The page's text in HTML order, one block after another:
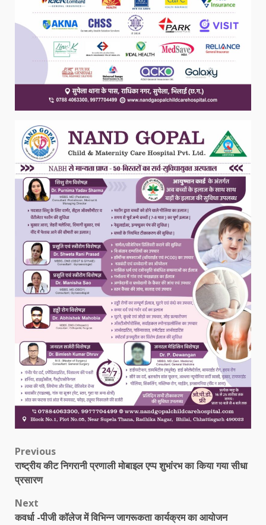
Post
navigation
Previous
राष्ट्रीय कीट निगरानी प्रणाली मोबाइल एप्प शुभांरभ का किया गया सीधा
प्रसारण
Next
कवर्धा -पीजी कॉलेज में विभिन्न जागरूकता कार्यक्रम का आयोजन